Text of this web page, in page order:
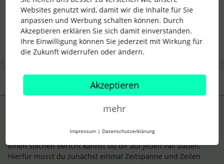
abwesenheiten Employee Data absence days
@Kristin Thamm,
einen solchen Bericht kannst du dir auf jeden Fall bauen.
Hierfür musst du zunächst einmal Zeitspanne und Zeilen
Websites genutzt wird, damit wir die Inhalte für Sie
anpassen und Werbung schalten können. Durch
Akzeptieren erklären Sie sich damit einverstanden.
Ihre Einwilligung können Sie jederzeit mit Wirkung für
die Zukunft widerrufen oder ändern.
Akzeptieren
mehr
Impressum | Datenschutzerklärung